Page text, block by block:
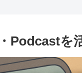
Podcastを